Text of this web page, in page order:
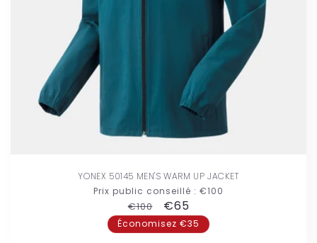
YONEX 50145 MEN'S WARM UP JACKET
Prix public conseillé : €100
Prix
habituel
€100
Prix
promotionnel
€65
Économisez €35